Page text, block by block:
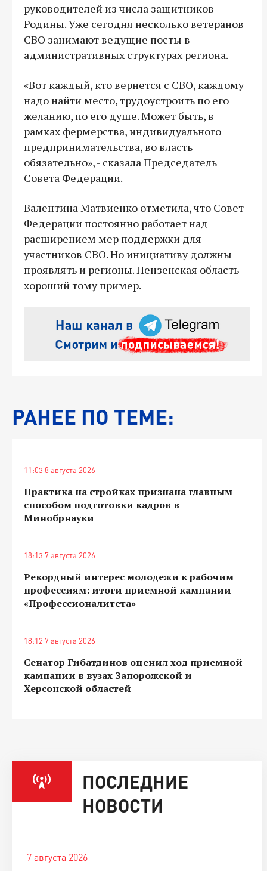
руководителей из числа защитников
Родины. Уже сегодня несколько ветеранов
СВО занимают ведущие посты в
административных структурах региона.
«Вот каждый, кто вернется с СВО, каждому
надо найти место, трудоустроить по его
желанию, по его душе. Может быть, в
рамках фермерства, индивидуального
предпринимательства, во власть
обязательно», - сказала Председатель
Совета Федерации.
Валентина Матвиенко отметила, что Совет
Федерации постоянно работает над
расширением мер поддержки для
участников СВО. Но инициативу должны
проявлять и регионы. Пензенская область -
хороший тому пример.
РАНЕЕ ПО ТЕМЕ:
11:03 8 августа 2026
Практика на стройках признана главным
способом подготовки кадров в
Минобрнауки
18:13 7 августа 2026
Рекордный интерес молодежи к рабочим
профессиям: итоги приемной кампании
«Профессионалитета»
18:12 7 августа 2026
Сенатор Гибатдинов оценил ход приемной
кампании в вузах Запорожской и
Херсонской областей
ПОСЛЕДНИЕ
НОВОСТИ
7 августа 2026